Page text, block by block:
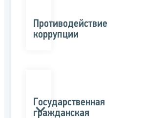
Противодействие
коррупции
Государственная
гражданская